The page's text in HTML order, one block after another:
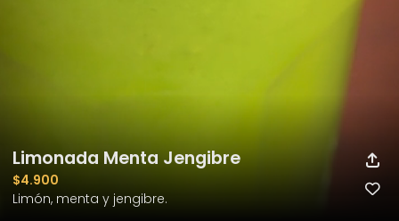
Limonada Menta Jengibre
$4.900
Limón, menta y jengibre.